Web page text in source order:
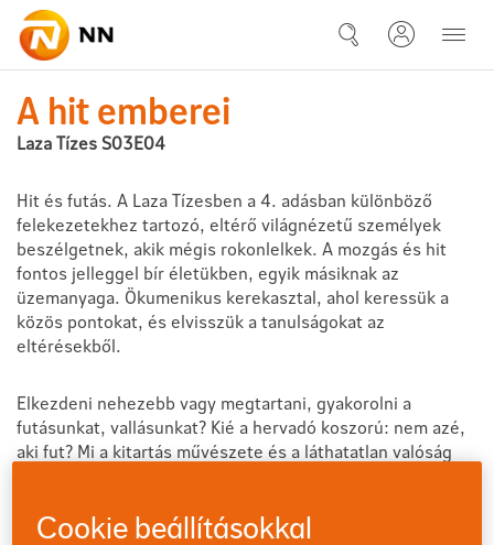
Ugrás a fő tartalomhoz
Laza Tízes S03E04 - A hit
A hit emberei
Laza Tízes S03E04
Hit és futás. A Laza Tízesben a 4. adásban különböző
felekezetekhez tartozó, eltérő világnézetű személyek
beszélgetnek, akik mégis rokonlelkek. A mozgás és hit
fontos jelleggel bír életükben, egyik másiknak az
üzemanyaga. Ökumenikus kerekasztal, ahol keressük a
közös pontokat, és elvisszük a tanulságokat az
eltérésekből.
Elkezdeni nehezebb vagy megtartani, gyakorolni a
futásunkat, vallásunkat? Kié a hervadó koszorú: nem azé,
aki fut? Mi a kitartás művészete és a láthatatlan valóság
a gondviselésben hisz? Mennyire reality show-k a az utcai
Cookie beállításokkal